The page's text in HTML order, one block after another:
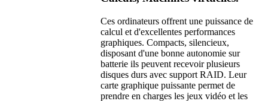
Ces ordinateurs offrent une puissance de
calcul et d'excellentes performances
graphiques. Compacts, silencieux,
disposant d'une bonne autonomie sur
batterie ils peuvent recevoir plusieurs
disques durs avec support RAID. Leur
carte graphique puissante permet de
prendre en charges les jeux vidéo et les